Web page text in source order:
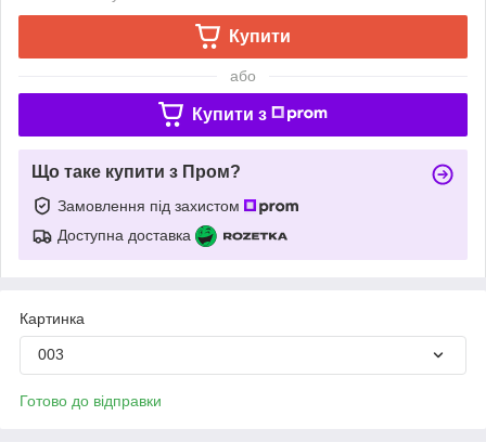
Купити
або
Купити з
Що таке купити з Пром?
Замовлення під захистом
Доступна доставка
Картинка
003
Готово до відправки